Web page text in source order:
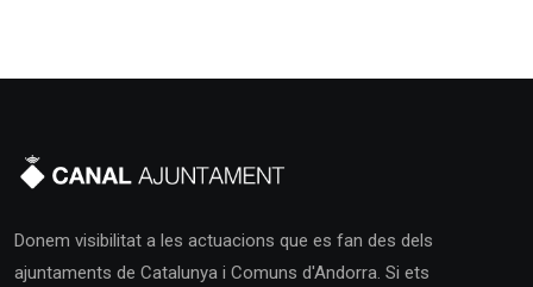
Donem visibilitat a les actuacions que es fan des dels
ajuntaments de Catalunya i Comuns d'Andorra. Si ets